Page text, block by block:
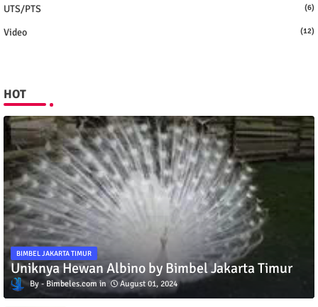
UTS/PTS (6)
Video (12)
HOT
BIMBEL JAKARTA TIMUR
Uniknya Hewan Albino by Bimbel Jakarta Timur
Bimbeles.com August 01, 2024